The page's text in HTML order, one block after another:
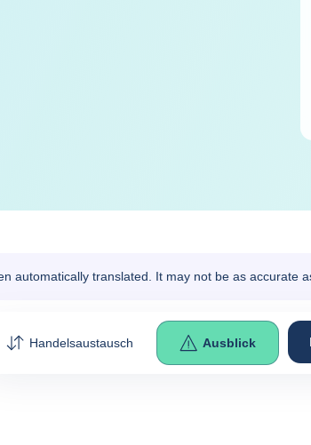
automatically translated. It may not be as accurate
Handelsaustausch Ausblick